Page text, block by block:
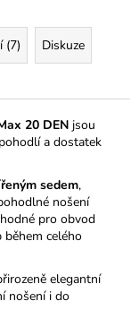
(7) Diskuze
20 DEN jsou
a dostatek
sedem,
nošení
pro obvod
celého
elegantní
nošení i do